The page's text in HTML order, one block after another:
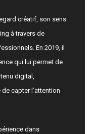
créatif, son sens
à travers de
En 2019, il
qui lui permet de
digital,
de capter l’attention
dans